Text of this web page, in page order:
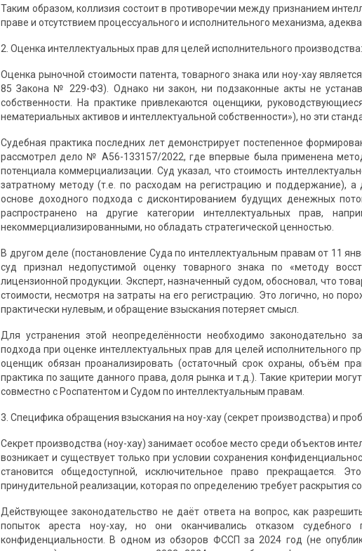
Таким образом, коллизия состоит в противоречии между признанием
праве и отсутствием процессуального и исполнительного механизма,
2. Оценка интеллектуальных прав для целей исполнительного
Оценка рыночной стоимости патента, товарного знака или ноу-хау
85 Закона № 229-ФЗ). Однако ни закон, ни подзаконные акты не
собственности. На практике привлекаются оценщики,
нематериальных активов и интеллектуальной собственности»), но эти
Судебная практика последних лет демонстрирует постепенное
рассмотрел дело № А56-133157/2022, где впервые была применена
потенциала коммерциализации. Суд указал, что стоимость
затратному методу (т.е. по расходам на регистрацию и поддержание),
основе доходного подхода с дисконтированием будущих денежных
распространено на другие категории интеллектуальных прав,
некоммерциализированными, но обладать стратегической ценностью.
В другом деле (постановление Суда по интеллектуальным правам от 11
суд признал недопустимой оценку товарного знака по «методу
лицензионной продукции. Эксперт, назначенный судом, обосновал, что
стоимости, несмотря на затраты на его регистрацию. Это логично, но
практически нулевым, и обращение взыскания потеряет смысл.
Для устранения этой неопределённости необходимо законодательно
подхода при оценке интеллектуальных прав для целей исполнительного
оценщик обязан проанализировать (остаточный срок охраны, объём
практика по защите данного права, доля рынка и т.д.). Такие критерии
совместно с Роспатентом и Судом по интеллектуальным правам.
3. Специфика обращения взыскания на ноу-хау (секрет производства) и
Секрет производства (ноу-хау) занимает особое место среди объектов
возникает и существует только при условии сохранения
становится общедоступной, исключительное право прекращается.
принудительной реализации, которая по определению требует раскрытия
Действующее законодательство не даёт ответа на вопрос, как
попыток ареста ноу-хау, но они оканчивались отказом судебного
конфиденциальности. В одном из обзоров ФССП за 2024 год (не